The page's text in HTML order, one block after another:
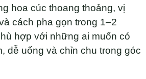
hoa cúc thoang thoảng, vị
cách pha gọn trong 1–2
hợp với những ai muốn có
dễ uống và chỉn chu trong góc